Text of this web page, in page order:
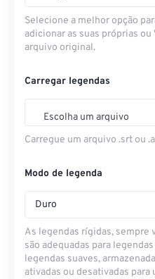
Selecione a melhor opção
adicionar as suas próprias
arquivo original.
Carregar legendas
Escolha um arquivo
Carregue um arquivo .srt ou
Modo de legenda
Duro
As legendas rígidas, sempre
são adequadas para
legendas suaves,
ativadas ou desativadas para